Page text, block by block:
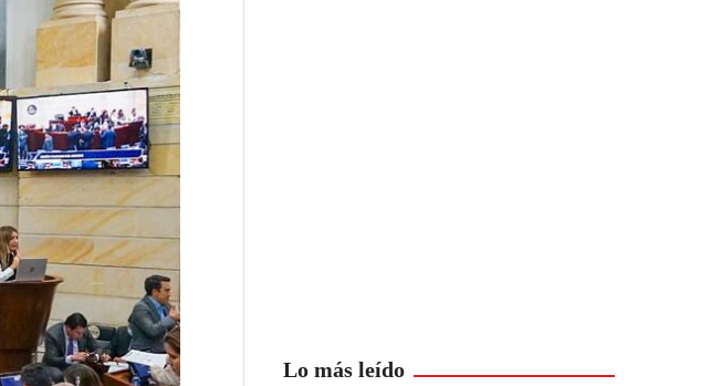
Lo más leído